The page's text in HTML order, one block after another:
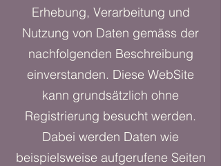
Erhebung, Verarbeitung und
Nutzung von Daten gemäss der
nachfolgenden Beschreibung
einverstanden. Diese WebSite
kann grundsätzlich ohne
Registrierung besucht werden.
Dabei werden Daten wie
beispielsweise aufgerufene Seiten